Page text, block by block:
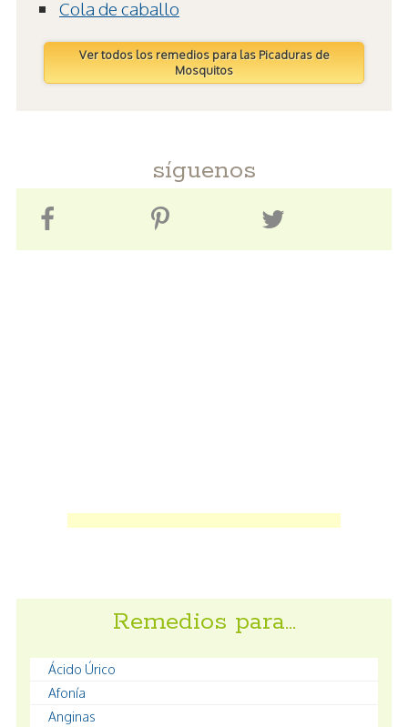
Cola de caballo
Ver todos los remedios para las Picaduras de
Mosquitos
síguenos
Remedios para…
Ácido Úrico
Afonía
Anginas